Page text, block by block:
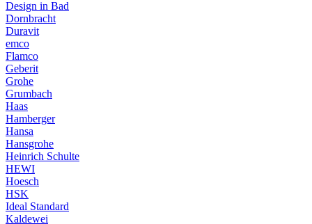
Design in Bad
Dornbracht
Duravit
emco
Flamco
Geberit
Grohe
Grumbach
Haas
Hamberger
Hansa
Hansgrohe
Heinrich Schulte
HEWI
Hoesch
HSK
Ideal Standard
Kaldewei